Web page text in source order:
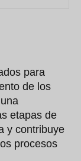
para
de los
etapas de
y contribuye
procesos